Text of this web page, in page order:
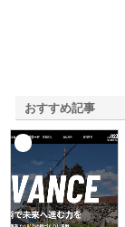
おすすめ記事